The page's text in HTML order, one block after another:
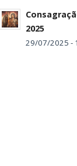
2025
29/07/2025 -